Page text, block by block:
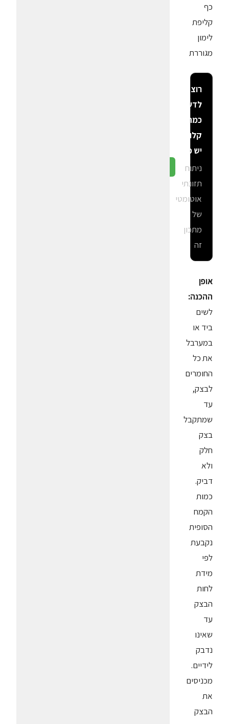
כף
קליפת
לימון
מגוררת
רוצה
לדעת
כמה
קלוריות
יש פה?
ניתוח
תזונתי
אוטומטי
של
מתכון
זה
אופן
ההכנה:
לשים
ביד או
במערבל
את כל
החומרים
לבצק,
עד
שמתקבל
בצק
חלק
ולא
דביק.
כמות
הקמח
הסופית
נקבעת
לפי
מידת
לחות
הבצק
עד
שאינו
נדבק
לידיים.
מכניסים
את
הבצק